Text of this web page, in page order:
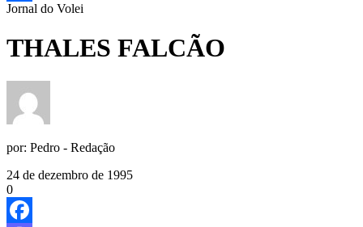
Share
Jornal do Volei
THALES FALCÃO
por: Pedro - Redação
24 de dezembro de 1995
0